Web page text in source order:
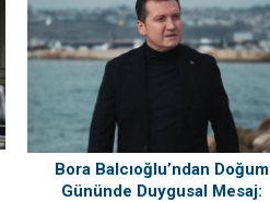
Bora Balcıoğlu’ndan Doğum
Gününde Duygusal Mesaj: